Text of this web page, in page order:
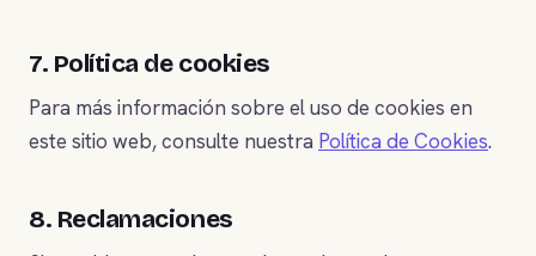
7. Política de cookies
Para más información sobre el uso de cookies en
este sitio web, consulte nuestra Política de Cookies.
8. Reclamaciones